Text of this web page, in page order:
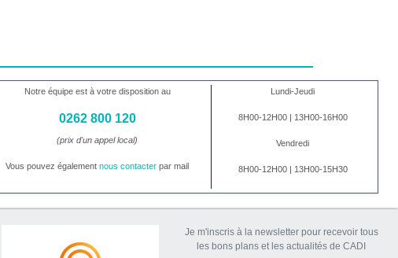
Notre équipe est à votre disposition au
0262 800 120
(prix d'un appel local)
Vous pouvez égalementnous contacter par mail
Lundi-Jeudi
8H00-12H00 | 13H00-16H00
Vendredi
8H00-12H00 | 13H00-15H30
Je m'inscris à la newsletter pour recevoir tous
les bons plans et les actualités de CADI